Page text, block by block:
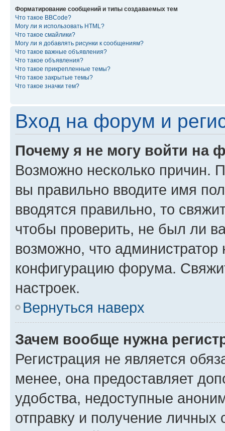
Форматирование сообщений и типы создаваемых тем
Что такое BBCode?
Могу ли я использовать HTML?
Что такое смайлики?
Могу ли я добавлять рисунки к сообщениям?
Что такое важные объявления?
Что такое объявления?
Что такое прикрепленные темы?
Что такое закрытые темы?
Что такое значки тем?
Вход на форум и
Почему я не могу войти на
Возможно несколько причин.
вы правильно вводите имя
вводятся правильно, то
чтобы проверить, не был ли
возможно, что администратор
конфигурацию форума.
настроек.
Вернуться наверх
Зачем вообще нужна
Регистрация не является
менее, она предоставляет
удобства, недоступные
отправку и получение